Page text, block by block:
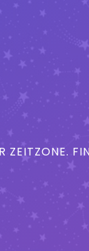
ZEITZONE.